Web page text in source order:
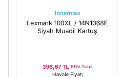
tonermax
Lexmark 100XL / 14N1068E
Siyah Muadil Kartuş
396,67 TL KDV Dahil
Havale Fiyatı